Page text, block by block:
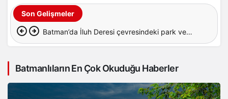
Son Gelişmeler
Batman’da İluh Deresi çevresindeki park ve
Batmanlıların En Çok Okuduğu Haberler